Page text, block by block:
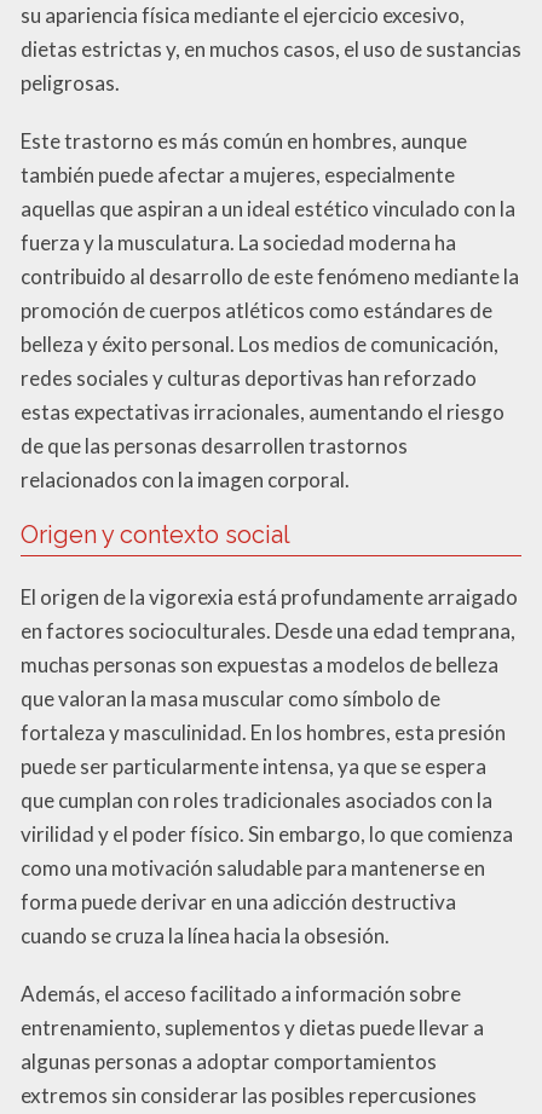
su apariencia física mediante el ejercicio excesivo,
dietas estrictas y, en muchos casos, el uso de sustancias
peligrosas.
Este trastorno es más común en hombres, aunque
también puede afectar a mujeres, especialmente
aquellas que aspiran a un ideal estético vinculado con la
fuerza y la musculatura. La sociedad moderna ha
contribuido al desarrollo de este fenómeno mediante la
promoción de cuerpos atléticos como estándares de
belleza y éxito personal. Los medios de comunicación,
redes sociales y culturas deportivas han reforzado
estas expectativas irracionales, aumentando el riesgo
de que las personas desarrollen trastornos
relacionados con la imagen corporal.
Origen y contexto social
El origen de la vigorexia está profundamente arraigado
en factores socioculturales. Desde una edad temprana,
muchas personas son expuestas a modelos de belleza
que valoran la masa muscular como símbolo de
fortaleza y masculinidad. En los hombres, esta presión
puede ser particularmente intensa, ya que se espera
que cumplan con roles tradicionales asociados con la
virilidad y el poder físico. Sin embargo, lo que comienza
como una motivación saludable para mantenerse en
forma puede derivar en una adicción destructiva
cuando se cruza la línea hacia la obsesión.
Además, el acceso facilitado a información sobre
entrenamiento, suplementos y dietas puede llevar a
algunas personas a adoptar comportamientos
extremos sin considerar las posibles repercusiones